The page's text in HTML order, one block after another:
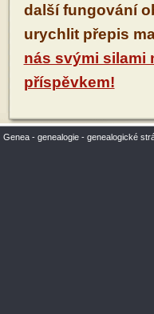
další fungování
urychlit přepis
nás svými silami
příspěvkem!
Genea - genealogie - genealogické